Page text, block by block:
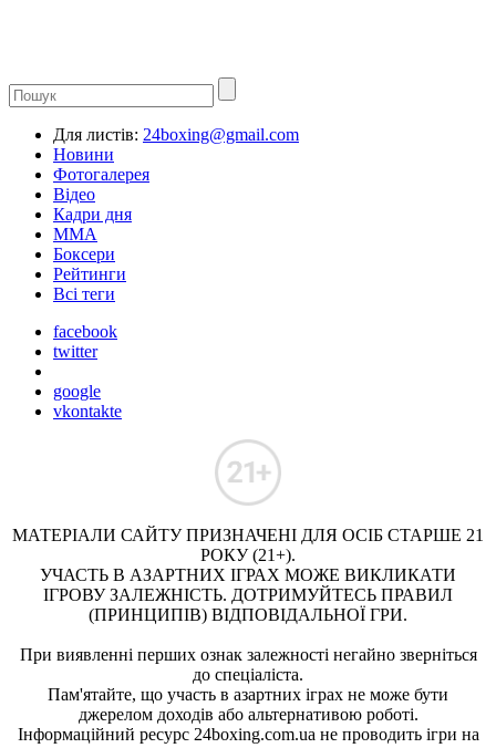
Для листів: 24boxing@gmail.com
Новини
Фотогалерея
Відео
Кадри дня
ММА
Боксери
Рейтинги
Всі теги
facebook
twitter
google
vkontakte
МАТЕРІАЛИ САЙТУ ПРИЗНАЧЕНІ ДЛЯ ОСІБ СТАРШЕ 21
РОКУ (21+).
УЧАСТЬ В АЗАРТНИХ ІГРАХ МОЖЕ ВИКЛИКАТИ
ІГРОВУ ЗАЛЕЖНІСТЬ. ДОТРИМУЙТЕСЬ ПРАВИЛ
(ПРИНЦИПІВ) ВІДПОВІДАЛЬНОЇ ГРИ.
При виявленні перших ознак залежності негайно зверніться
до спеціаліста.
Пам'ятайте, що участь в азартних іграх не може бути
джерелом доходів або альтернативою роботі.
Інформаційний ресурс 24boxing.com.ua не проводить ігри на